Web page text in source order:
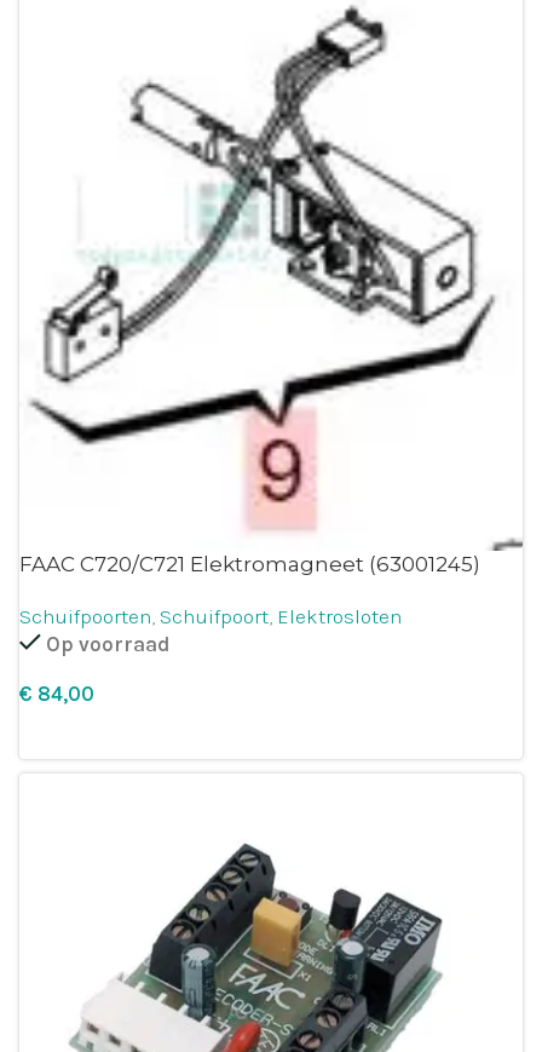
FAAC C720/C721 Elektromagneet (63001245)
Schuifpoorten Schuifpoort Elektrosloten
Op voorraad
€